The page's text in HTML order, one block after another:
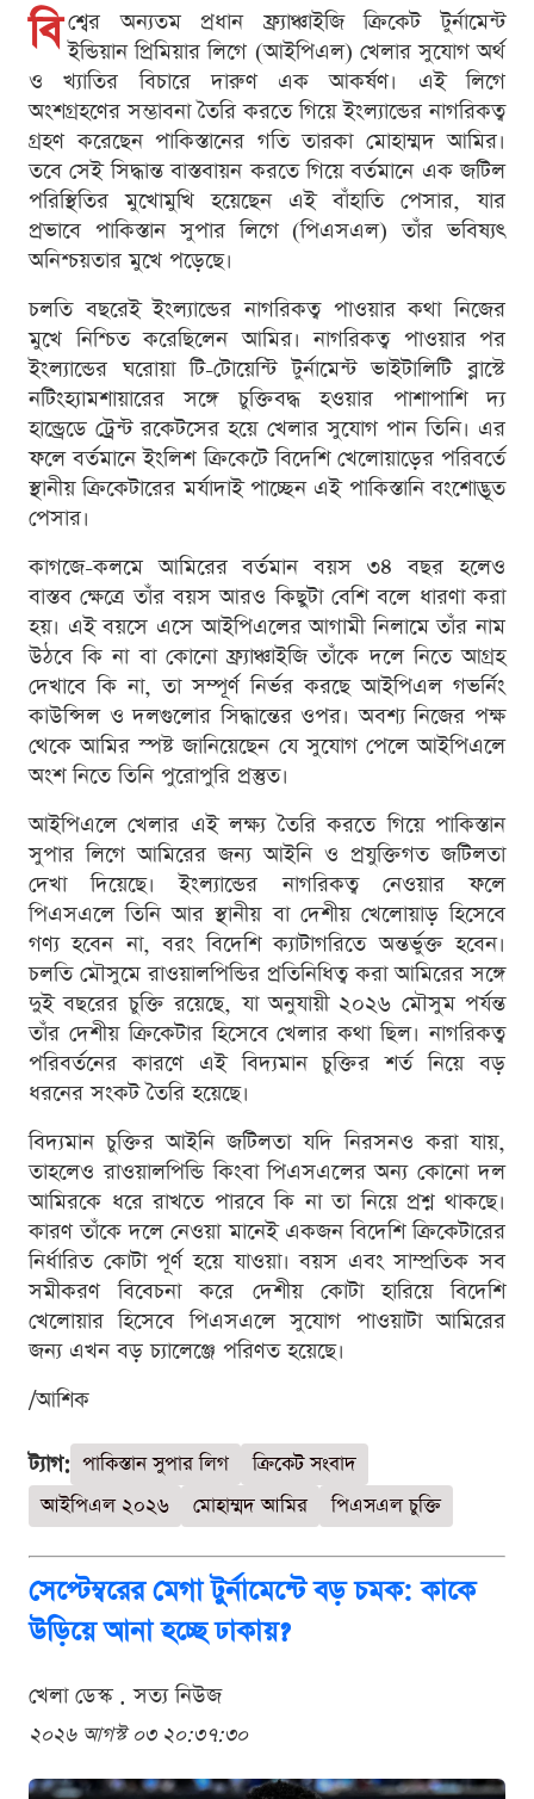
বি শ্বের অন্যতম প্রধান ফ্র্যাঞ্চাইজি ক্রিকেট টুর্নামেন্ট
ইন্ডিয়ান প্রিমিয়ার লিগে (আইপিএল) খেলার সুযোগ অর্থ
ও খ্যাতির বিচারে দারুণ এক আকর্ষণ। এই লিগে
অংশগ্রহণের সম্ভাবনা তৈরি করতে গিয়ে ইংল্যান্ডের নাগরিকত্ব
গ্রহণ করেছেন পাকিস্তানের গতি তারকা মোহাম্মদ আমির।
তবে সেই সিদ্ধান্ত বাস্তবায়ন করতে গিয়ে বর্তমানে এক জটিল
পরিস্থিতির মুখোমুখি হয়েছেন এই বাঁহাতি পেসার, যার
প্রভাবে পাকিস্তান সুপার লিগে (পিএসএল) তাঁর ভবিষ্যৎ
অনিশ্চয়তার মুখে পড়েছে।
চলতি বছরেই ইংল্যান্ডের নাগরিকত্ব পাওয়ার কথা নিজের
মুখে নিশ্চিত করেছিলেন আমির। নাগরিকত্ব পাওয়ার পর
ইংল্যান্ডের ঘরোয়া টি-টোয়েন্টি টুর্নামেন্ট ভাইটালিটি ব্লাস্টে
নটিংহ্যামশায়ারের সঙ্গে চুক্তিবদ্ধ হওয়ার পাশাপাশি দ্য
হান্ড্রেডে ট্রেন্ট রকেটসের হয়ে খেলার সুযোগ পান তিনি। এর
ফলে বর্তমানে ইংলিশ ক্রিকেটে বিদেশি খেলোয়াড়ের পরিবর্তে
স্থানীয় ক্রিকেটারের মর্যাদাই পাচ্ছেন এই পাকিস্তানি বংশোদ্ভূত
পেসার।
কাগজে-কলমে আমিরের বর্তমান বয়স ৩৪ বছর হলেও
বাস্তব ক্ষেত্রে তাঁর বয়স আরও কিছুটা বেশি বলে ধারণা করা
হয়। এই বয়সে এসে আইপিএলের আগামী নিলামে তাঁর নাম
উঠবে কি না বা কোনো ফ্র্যাঞ্চাইজি তাঁকে দলে নিতে আগ্রহ
দেখাবে কি না, তা সম্পূর্ণ নির্ভর করছে আইপিএল গভর্নিং
কাউন্সিল ও দলগুলোর সিদ্ধান্তের ওপর। অবশ্য নিজের পক্ষ
থেকে আমির স্পষ্ট জানিয়েছেন যে সুযোগ পেলে আইপিএলে
অংশ নিতে তিনি পুরোপুরি প্রস্তুত।
আইপিএলে খেলার এই লক্ষ্য তৈরি করতে গিয়ে পাকিস্তান
সুপার লিগে আমিরের জন্য আইনি ও প্রযুক্তিগত জটিলতা
দেখা দিয়েছে। ইংল্যান্ডের নাগরিকত্ব নেওয়ার ফলে
পিএসএলে তিনি আর স্থানীয় বা দেশীয় খেলোয়াড় হিসেবে
গণ্য হবেন না, বরং বিদেশি ক্যাটাগরিতে অন্তর্ভুক্ত হবেন।
চলতি মৌসুমে রাওয়ালপিন্ডির প্রতিনিধিত্ব করা আমিরের সঙ্গে
দুই বছরের চুক্তি রয়েছে, যা অনুযায়ী ২০২৬ মৌসুম পর্যন্ত
তাঁর দেশীয় ক্রিকেটার হিসেবে খেলার কথা ছিল। নাগরিকত্ব
পরিবর্তনের কারণে এই বিদ্যমান চুক্তির শর্ত নিয়ে বড়
ধরনের সংকট তৈরি হয়েছে।
বিদ্যমান চুক্তির আইনি জটিলতা যদি নিরসনও করা যায়,
তাহলেও রাওয়ালপিন্ডি কিংবা পিএসএলের অন্য কোনো দল
আমিরকে ধরে রাখতে পারবে কি না তা নিয়ে প্রশ্ন থাকছে।
কারণ তাঁকে দলে নেওয়া মানেই একজন বিদেশি ক্রিকেটারের
নির্ধারিত কোটা পূর্ণ হয়ে যাওয়া। বয়স এবং সাম্প্রতিক সব
সমীকরণ বিবেচনা করে দেশীয় কোটা হারিয়ে বিদেশি
খেলোয়ার হিসেবে পিএসএলে সুযোগ পাওয়াটা আমিরের
জন্য এখন বড় চ্যালেঞ্জে পরিণত হয়েছে।
/আশিক
ট্যাগ: পাকিস্তান সুপার লিগ
ক্রিকেট সংবাদ
আইপিএল ২০২৬
মোহাম্মদ আমির পিএসএল চুক্তি
সেপ্টেম্বরের মেগা টুর্নামেন্টে বড় চমক: কাকে
উড়িয়ে আনা হচ্ছে ঢাকায়?
খেলা ডেস্ক . সত্য নিউজ
২০২৬ আগস্ট ০৩ ২০:৩৭:৩০